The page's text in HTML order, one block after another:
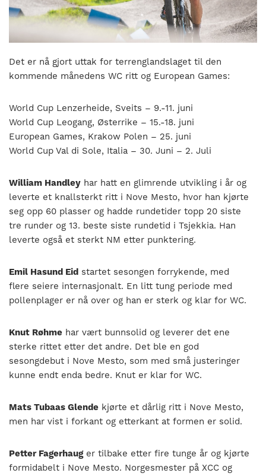
til
bli
en
folkesport.
Det er nå gjort uttak for terrenglandslaget til den
kommende månedens WC ritt og European Games:
World Cup Lenzerheide, Sveits – 9.-11. juni
World Cup Leogang, Østerrike – 15.-18. juni
European Games, Krakow Polen – 25. juni
World Cup Val di Sole, Italia – 30. Juni – 2. Juli
William Handley har hatt en glimrende utvikling i år og
leverte et knallsterkt ritt i Nove Mesto, hvor han kjørte
seg opp 60 plasser og hadde rundetider topp 20 siste
tre runder og 13. beste siste rundetid i Tsjekkia. Han
leverte også et sterkt NM etter punktering.
Emil Hasund Eid startet sesongen forrykende, med
flere seiere internasjonalt. En litt tung periode med
pollenplager er nå over og han er sterk og klar for WC.
Knut Røhme har vært bunnsolid og leverer det ene
sterke rittet etter det andre. Det ble en god
sesongdebut i Nove Mesto, som med små justeringer
kunne endt enda bedre. Knut er klar for WC.
Mats Tubaas Glende kjørte et dårlig ritt i Nove Mesto,
men har vist i forkant og etterkant at formen er solid.
Petter Fagerhauger tilbake etter fire tunge år og kjørte
formidabelt i Nove Mesto. Norgesmester på XCC og